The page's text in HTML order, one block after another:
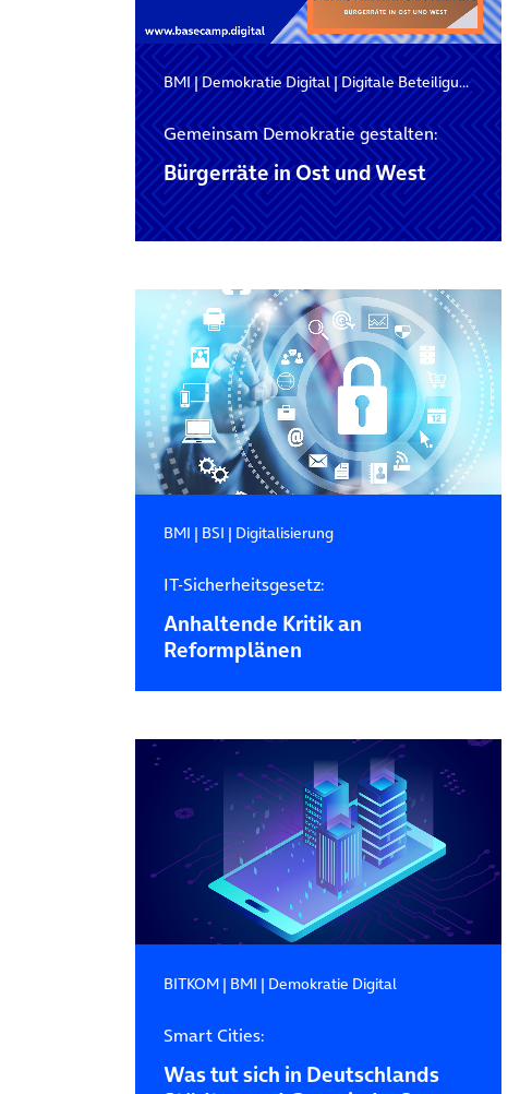
BMI|Demokratie Digital|Digitale Beteiligung
Gemeinsam Demokratie gestalten:
Bürgerräte in Ost und West
BMI | BSI | Digitalisierung
IT-Sicherheitsgesetz:
Anhaltende Kritik an
Reformplänen
BITKOM| BMI | Demokratie Digital
Smart Cities:
Was tut sich in Deutschlands